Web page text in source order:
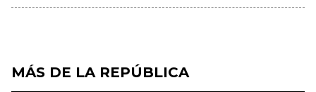
MÁS DE LA REPÚBLICA